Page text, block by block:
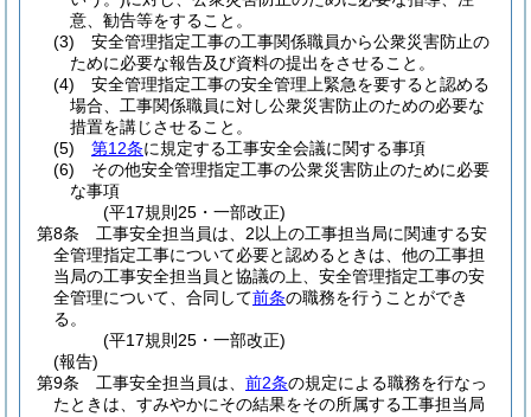
意、勧告等をすること。
(3)
安全管理指定工事の工事関係職員から公衆災害防止の
ために必要な報告及び資料の提出をさせること。
(4)
安全管理指定工事の安全管理上緊急を要すると認める
場合、工事関係職員に対し公衆災害防止のための必要な
措置を講じさせること。
(5)
第12条に規定する工事安全会議に関する事項
(6)
その他安全管理指定工事の公衆災害防止のために必要
な事項
(平17規則25・一部改正)
第8条
工事安全担当員は、2以上の工事担当局に関連する安
全管理指定工事について必要と認めるときは、他の工事担
当局の工事安全担当員と協議の上、安全管理指定工事の安
全管理について、合同して前条の職務を行うことができ
る。
(平17規則25・一部改正)
(報告)
第9条
工事安全担当員は、 前2条の規定による職務を行なっ
たときは、すみやかにその結果をその所属する工事担当局